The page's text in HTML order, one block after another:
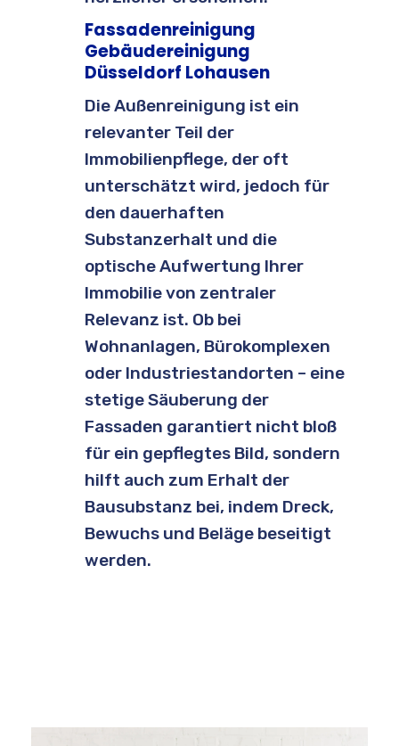
Fassadenreinigung
Gebäudereinigung
Düsseldorf Lohausen
Die Außenreinigung ist ein
relevanter Teil der
Immobilienpflege, der oft
unterschätzt wird, jedoch für
den dauerhaften
Substanzerhalt und die
optische Aufwertung Ihrer
Immobilie von zentraler
Relevanz ist. Ob bei
Wohnanlagen, Bürokomplexen
oder Industriestandorten – eine
stetige Säuberung der
Fassaden garantiert nicht bloß
für ein gepflegtes Bild, sondern
hilft auch zum Erhalt der
Bausubstanz bei, indem Dreck,
Bewuchs und Beläge beseitigt
werden.